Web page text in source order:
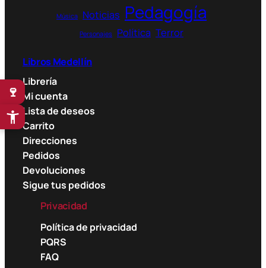
Música Noticias Pedagogía
Personajes Política Terror
Libros Medellín
Librería
Mi cuenta
Lista de deseos
Carrito
Direcciones
Pedidos
Devoluciones
Sigue tus pedidos
Privacidad
Política de privacidad
PQRS
FAQ
🍷